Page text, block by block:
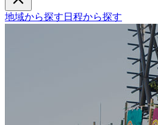
地域から探す 日程から探す